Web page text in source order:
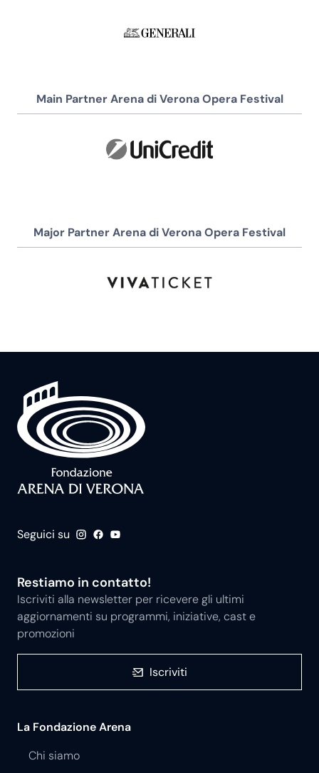
Main Partner Arena di Verona Opera Festival
Major Partner Arena di Verona Opera Festival
Seguici su
Restiamo in contatto!
Iscriviti alla newsletter per ricevere gli ultimi
aggiornamenti su programmi, iniziative, cast e
promozioni
Iscriviti
La Fondazione Arena
Chi siamo